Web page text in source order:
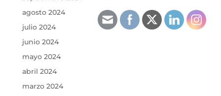
agosto 2024
julio 2024
junio 2024
mayo 2024
abril 2024
marzo 2024